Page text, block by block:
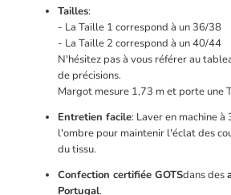
Tailles:
- La Taille 1 correspond à un 36/38
- La Taille 2 correspond à un 40/44
N'hésitez pas à vous référer au
de précisions.
Margot mesure 1,73 m et porte une
Entretien facile: Laver en machine à
l'ombre pour maintenir l'éclat des
du tissu.
Confection certifiée GOTSdans des
Portugal.